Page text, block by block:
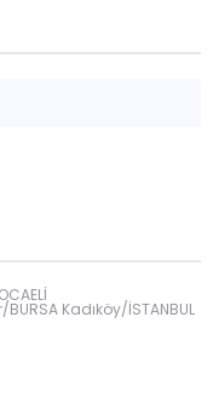
Kadıköy/İSTANBUL